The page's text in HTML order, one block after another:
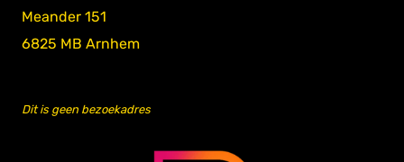
Meander 151
6825 MB Arnhem
Dit is geen bezoekadres